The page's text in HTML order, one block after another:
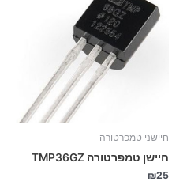
חיישני טמפרטורה
חיישן טמפרטורה TMP36GZ
₪25